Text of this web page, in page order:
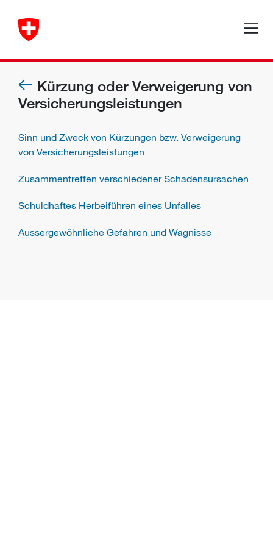
Kürzung oder Verweigerung von
Versicherungsleistungen
Sinn und Zweck von Kürzungen bzw. Verweigerung
von Versicherungsleistungen
Zusammentreffen verschiedener Schadensursachen
Schuldhaftes Herbeiführen eines Unfalles
Aussergewöhnliche Gefahren und Wagnisse